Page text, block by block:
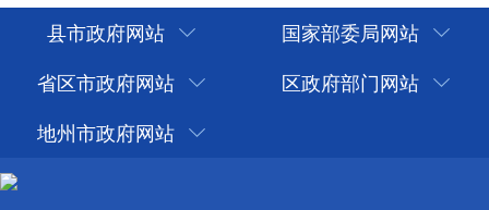
县市政府网站
国家部委局网站
省区市政府网站
区政府部门网站
地州市政府网站